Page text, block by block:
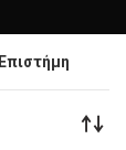
Επιστήμη